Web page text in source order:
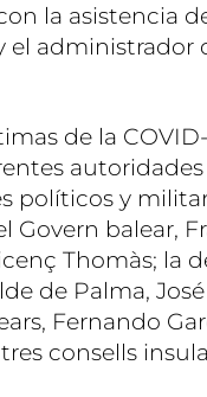
la asistencia
el administrador
de la
autoridades
políticos y
Govern balear,
Thomàs; la
de Palma, José
Fernando
consells